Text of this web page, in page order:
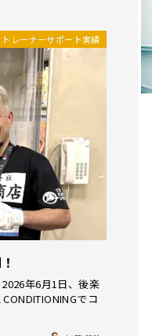
トレーナーサポート実績
年6月1日、後楽
でコ